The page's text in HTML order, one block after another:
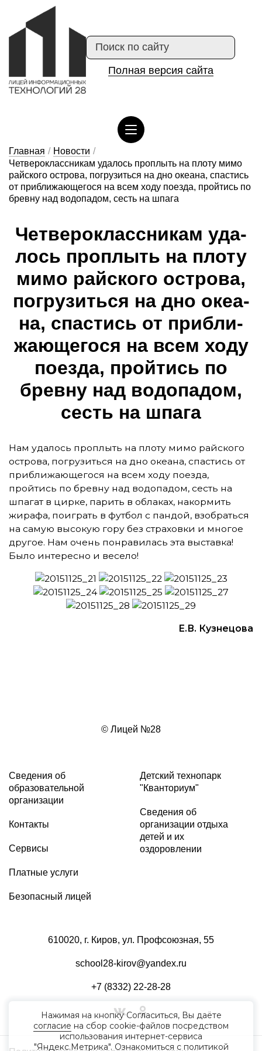
Полная версия сайта
Главная / Новости /
Четвероклассникам удалось проплыть на плоту мимо
райского острова, погрузиться на дно океана, спастись
от приближающегося на всем ходу поезда, пройтись по
бревну над водопадом, сесть на шпага
Чет­ве­рок­лас­сни­кам у­да­
лось проп­лыть на пло­ту
ми­мо рай­ско­го ос­тро­ва,
пог­ру­зить­ся на дно о­ке­а­
на, спас­тись от приб­ли­
жа­ю­ще­го­ся на всем хо­ду
по­ез­да, прой­тись по
брев­ну над во­до­па­дом,
сесть на шпа­га
Нам удалось проплыть на плоту мимо райского
острова, погрузиться на дно океана, спастись от
приближающегося на всем ходу поезда,
пройтись по бревну над водопадом, сесть на
шпагат в цирке, парить в облаках, накормить
жирафа, поиграть в футбол с пандой, взобраться
на самую высокую гору без страховки и многое
другое. Нам очень понравилась эта выставка!
Было интересно и весело!
Е.В. Кузнецова
© Лицей №28
Сведения об
образовательной
организации
Контакты
Сервисы
Платные услуги
Безопасный лицей
Детский технопарк
"Кванториум"
Сведения об
организации отдыха
детей и их
оздоровлении
610020, г. Киров, ул. Профсоюзная, 55
school28-kirov@yandex.ru
+7 (8332) 22-28-28
Нажимая на кнопку Согласиться, Вы даёте
согласие на сбор cookie-файлов посредством
использования интернет-сервиса
"Яндекс.Метрика". Ознакомиться с политикой